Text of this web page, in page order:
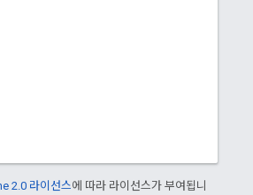
2.0 라이선스에 따라 라이선스가 부여됩니